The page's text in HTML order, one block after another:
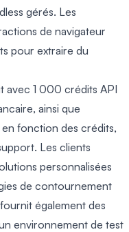
gérés. Les
de navigateur
pour extraire du
avec 1 000 crédits API
ainsi que
fonction des crédits,
Les clients
personnalisées
de contournement
également des
environnement de test